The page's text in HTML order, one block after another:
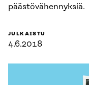
päästövähennyksiä.
JULKAISTU
4.6.2018